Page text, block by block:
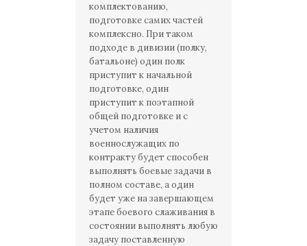
комплектованию,
подготовке самих частей
комплексно. При таком
подходе в дивизии (полку,
батальоне) один полк
приступит к начальной
подготовке, один
приступит к поэтапной
общей подготовке и с
учетом наличия
военнослужащих по
контракту будет способен
выполнять боевые задачи в
полном составе, а один
будет уже на завершающем
этапе боевого слаживания в
состоянии выполнять любую
задачу поставленную